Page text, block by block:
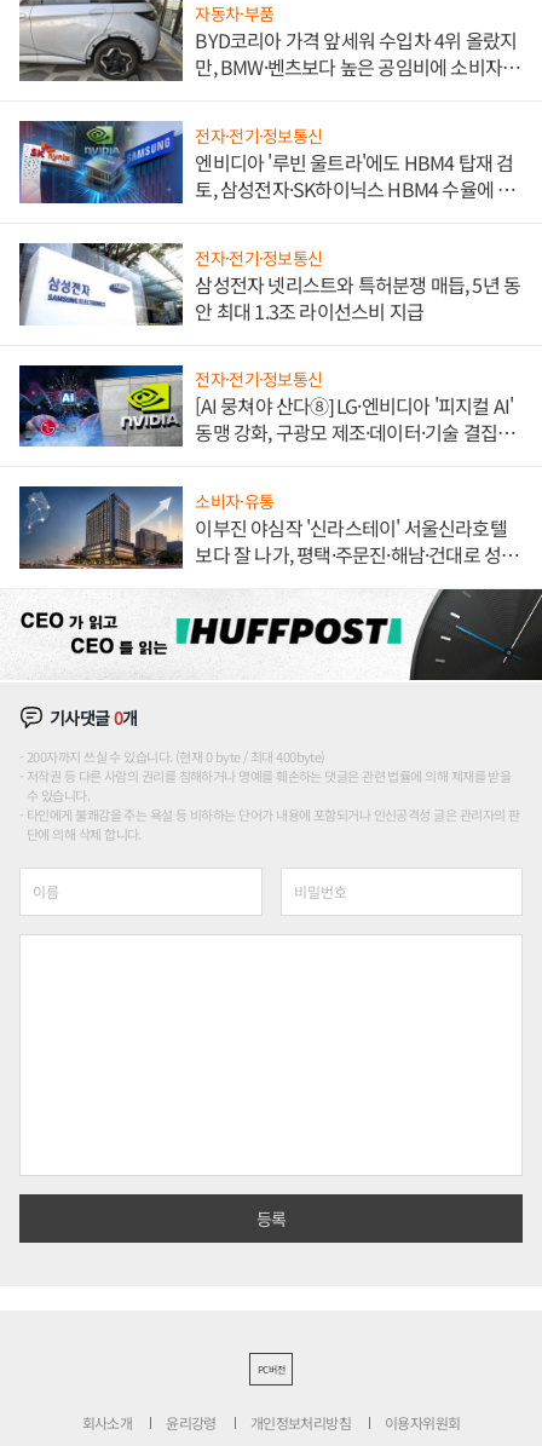
자동차·부품
BYD코리아 가격 앞세워 수입차 4위 올랐지
만, BMW·벤츠보다 높은 공임비에 소비자
전자·전기·정보통신
엔비디아 '루빈 울트라'에도 HBM4 탑재 검
토, 삼성전자·SK하이닉스 HBM4 수율에 주
전자·전기·정보통신
삼성전자 넷리스트와 특허분쟁 매듭, 5년 동
안 최대 1.3조 라이선스비 지급
전자·전기·정보통신
[AI 뭉쳐야 산다⑧] LG·엔비디아 '피지컬 AI'
동맹 강화, 구광모 제조·데이터·기술 결집
소비자·유통
이부진 야심작 '신라스테이' 서울신라호텔
보다 잘 나가, 평택·주문진·해남·건대로 성
기사댓글0개
200자까지 쓰실 수 있습니다. (현재 0 byte / 최대 400byte)
저작권 등 다른 사람의 권리를 침해하거나 명예를 훼손하는 댓글은 관련 법률에 의해 제재를 받을
수 있습니다.
타인에게 불쾌감을 주는 욕설 등 비하하는 단어가 내용에 포함되거나 인신공격성 글은 관리자의 판
단에 의해 삭제 합니다.
PC버전
회사소개 윤리강령 개인정보처리방침 이용자위원회